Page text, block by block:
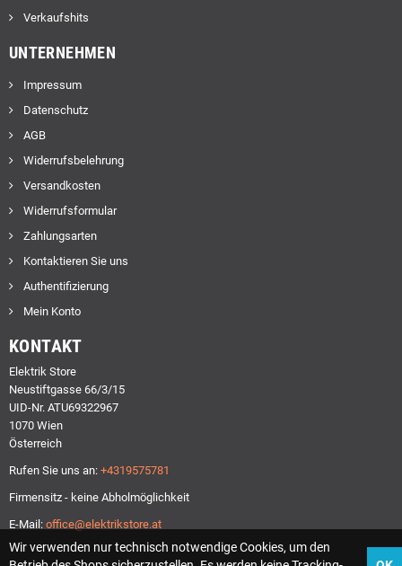
Verkaufshits
UNTERNEHMEN
Impressum
Datenschutz
AGB
Widerrufsbelehrung
Versandkosten
Widerrufsformular
Zahlungsarten
Kontaktieren Sie uns
Authentifizierung
Mein Konto
KONTAKT
Elektrik Store
Neustiftgasse 66/3/15
UID-Nr. ATU69322967
1070 Wien
Österreich
Rufen Sie uns an: +4319575781
Firmensitz - keine Abholmöglichkeit
E-Mail: office@elektrikstore.at
Wir verwenden nur technisch notwendige Cookies, um den